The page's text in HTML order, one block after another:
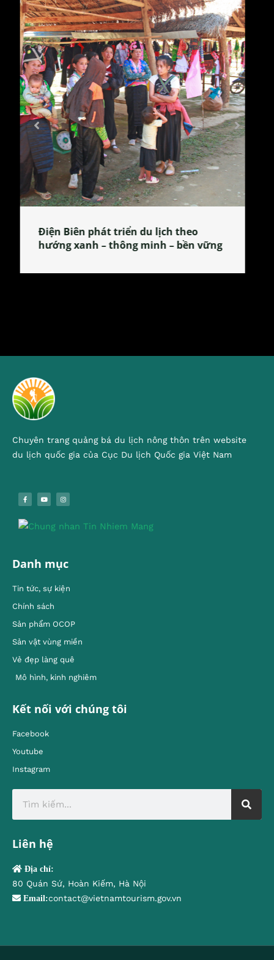
Làng làm bánh tẻ Phú Nhi – nơi lan
tỏa đặc sản xứ Đoài
Chuyên trang quảng bá du lịch nông thôn trên website
du lịch quốc gia của Cục Du lịch Quốc gia Việt Nam
Danh mục
Tin tức, sự kiện
Chính sách
Sản phẩm OCOP
Sản vật vùng miền
Vẻ đẹp làng quê
Mô hình, kinh nghiêm
Kết nối với chúng tôi
Facebook
Youtube
Instagram
Liên hệ
Địa chỉ:
80 Quán Sứ, Hoàn Kiếm, Hà Nội
Email:contact@vietnamtourism.gov.vn